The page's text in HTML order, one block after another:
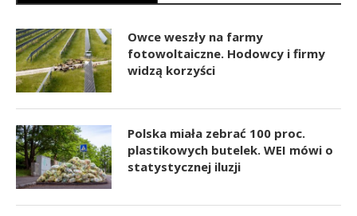
Owce weszły na farmy
fotowoltaiczne. Hodowcy i firmy
widzą korzyści
Polska miała zebrać 100 proc.
plastikowych butelek. WEI mówi o
statystycznej iluzji